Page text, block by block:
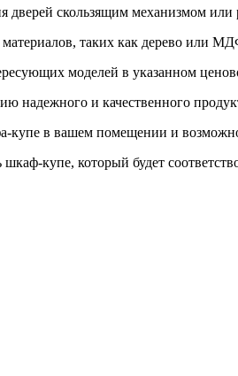
скользящим механизмом
таких как дерево или
моделей в указанном
надежного и качественного
купе в вашем помещении и
купе, который будет